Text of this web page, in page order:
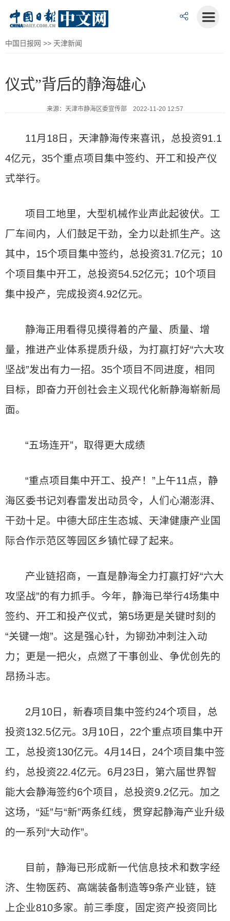
中国日报网 >> 天津新闻
仪式”背后的静海雄心
来源：天津市静海区委宣传部 2022-11-20 12:57
11月18日，天津静海传来喜讯，总投资91.1
4亿元，35个重点项目集中签约、开工和投产仪
式举行。
项目工地里，大型机械作业声此起彼伏。工
厂车间内，人们鼓足干劲，全力以赴抓生产。这
其中，15个项目集中签约，总投资31.7亿元；10
个项目集中开工，总投资54.52亿元；10个项目
集中投产，完成投资4.92亿元。
静海正用看得见摸得着的产量、质量、增
量，推进产业体系提质升级，为打赢打好“六大攻
坚战”发出有力一招。35个项目不同进度，相同
目标，即奋力开创社会主义现代化新静海崭新局
面。
“五场连开”，取得更大成绩
“重点项目集中开工、投产！”上午11点，静
海区委书记刘春雷发出动员令，人们心潮澎湃、
干劲十足。中德大邱庄生态城、天津健康产业国
际合作示范区等园区乡镇忙碌了起来。
产业链招商，一直是静海全力打赢打好“六大
攻坚战”的有力抓手。今年，静海已举行4场集中
签约、开工和投产仪式，第5场更是关键时刻的
“关键一炮”。这是强心针，为铆劲冲刺注入动
力；更是一把火，点燃了干事创业、争优创先的
昂扬斗志。
2月10日，新春项目集中签约24个项目，总
投资132.5亿元。3月10日，22个重点项目集中开
工，总投资130亿元。4月14日，24个项目集中签
约，总投资22.4亿元。6月23日，第六届世界智
能大会静海签约6个项目，总投资9.2亿元。加之
这场，“延”与“新”两条红线，贯穿起静海产业升级
的一系列“大动作”。
目前，静海已形成新一代信息技术和数字经
济、生物医药、高端装备制造等9条产业链，链
上企业810多家。前三季度，固定资产投资同比